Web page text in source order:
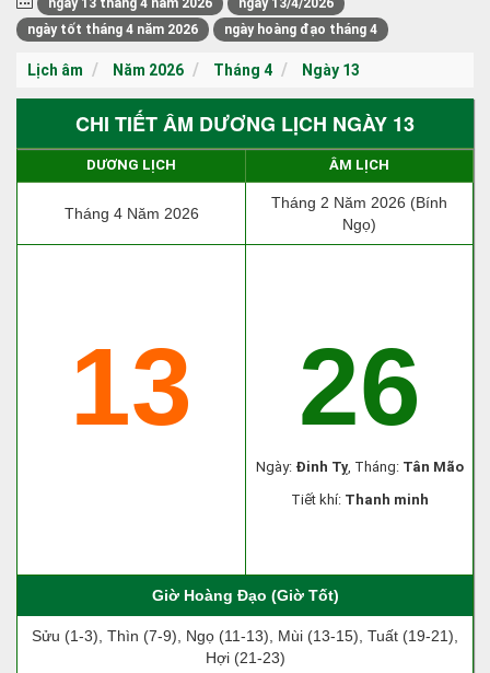
ngày 13 tháng 4 năm 2026
ngày 13/4/2026
ngày tốt tháng 4 năm 2026
ngày hoàng đạo tháng 4
Lịch âm Năm 2026 Tháng 4 Ngày 13
CHI TIẾT ÂM DƯƠNG LỊCH NGÀY 13
DƯƠNG LỊCH ÂM LỊCH
Tháng 4 Năm 2026
Tháng 2 Năm 2026 (Bính
Ngọ)
13 26
Ngày: Đinh Tỵ, Tháng: Tân Mão
Tiết khí: Thanh minh
Giờ Hoàng Đạo (Giờ Tốt)
Sửu (1-3), Thìn (7-9), Ngọ (11-13), Mùi (13-15), Tuất (19-21),
Hợi (21-23)